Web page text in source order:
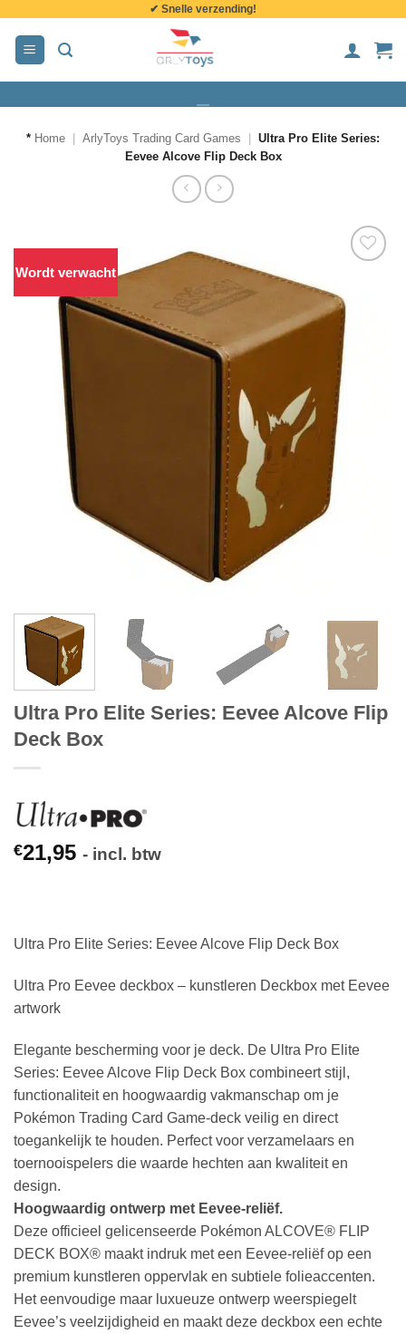
inhoud
✔ Snelle verzending!
* Home ArlyToys Trading Card Games
Ultra Pro Elite Series:
Eevee Alcove Flip Deck Box
Wordt verwacht
Ultra Pro Elite Series: Eevee Alcove Flip
Deck Box
€21,95 - incl. btw
Ultra Pro Elite Series: Eevee Alcove Flip Deck Box
Ultra Pro Eevee deckbox – kunstleren Deckbox met Eevee
artwork
Elegante bescherming voor je deck. De Ultra Pro Elite
Series: Eevee Alcove Flip Deck Box combineert stijl,
functionaliteit en hoogwaardig vakmanschap om je
Pokémon Trading Card Game-deck veilig en direct
toegankelijk te houden. Perfect voor verzamelaars en
toernooispelers die waarde hechten aan kwaliteit en
design.
Hoogwaardig ontwerp met Eevee-reliëf.
Deze officieel gelicenseerde Pokémon ALCOVE® FLIP
DECK BOX® maakt indruk met een Eevee-reliëf op een
premium kunstleren oppervlak en subtiele folieaccenten.
Het eenvoudige maar luxueuze ontwerp weerspiegelt
Eevee’s veelzijdigheid en maakt deze deckbox een echte